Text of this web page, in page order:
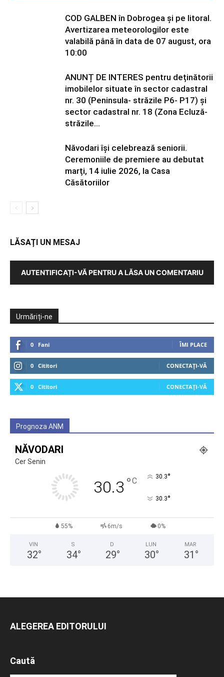
COD GALBEN în Dobrogea și pe litoral.
Avertizarea meteorologilor este
valabilă până în data de 07 august, ora
10:00
ANUNȚ DE INTERES pentru deținătorii
imobilelor situate în sector cadastral
nr. 30 (Peninsula- străzile P6- P17) și
sector cadastral nr. 18 (Zona Ecluză-
străzile...
Năvodari își celebrează seniorii.
Ceremoniile de premiere au debutat
marți, 14 iulie 2026, la Casa
Căsătoriilor
LĂSAȚI UN MESAJ
AUTENTIFICAȚI-VĂ PENTRU A LĂSA UN COMENTARIU
Urmăriți-ne
0 Fani ÎMI PLACE
0 Cititori CONECTAȚI-VĂ
0 Cititori CONECTAȚI-VĂ
Prognoza ANM
NĂVODARI
Cer Senin
30.3 °C 30.3°
30.3°
55% 6m/s 0%
VIN
32°
S
34°
D
29°
LUN
30°
MAR
31 °
ALEGEREA EDITORULUI
Caută